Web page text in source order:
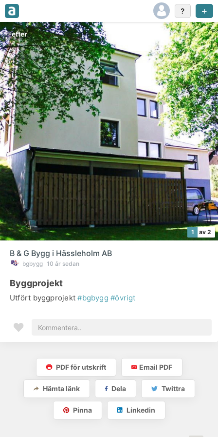
efter
1 av 2
B & G Bygg i Hässleholm AB
bgbygg 10 år sedan
Byggprojekt
Utfört byggprojekt#bgbygg #övrigt
PDF för utskrift Email PDF
Hämta länk Dela Twittra
Pinna Linkedin